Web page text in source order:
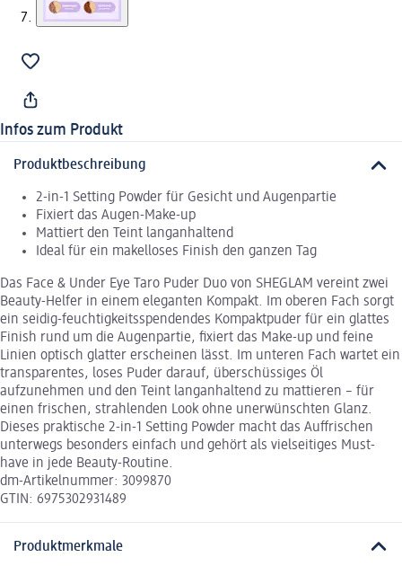
Infos zum Produkt
Produktbeschreibung
2-in-1 Setting Powder für Gesicht und Augenpartie
Fixiert das Augen-Make-up
Mattiert den Teint langanhaltend
Ideal für ein makelloses Finish den ganzen Tag
Das Face & Under Eye Taro Puder Duo von SHEGLAM vereint zwei
Beauty-Helfer in einem eleganten Kompakt. Im oberen Fach sorgt
ein seidig-feuchtigkeitsspendendes Kompaktpuder für ein glattes
Finish rund um die Augenpartie, fixiert das Make-up und feine
Linien optisch glatter erscheinen lässt. Im unteren Fach wartet ein
transparentes, loses Puder darauf, überschüssiges Öl
aufzunehmen und den Teint langanhaltend zu mattieren – für
einen frischen, strahlenden Look ohne unerwünschten Glanz.
Dieses praktische 2-in-1 Setting Powder macht das Auffrischen
unterwegs besonders einfach und gehört als vielseitiges Must-
have in jede Beauty-Routine.
dm-Artikelnummer: 3099870
GTIN: 6975302931489
Produktmerkmale